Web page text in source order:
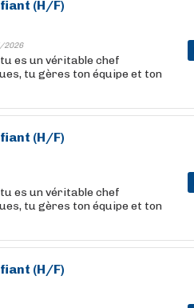
(H/F)
2026
es un véritable chef
tu gères ton équipe et ton
(H/F)
es un véritable chef
tu gères ton équipe et ton
(H/F)